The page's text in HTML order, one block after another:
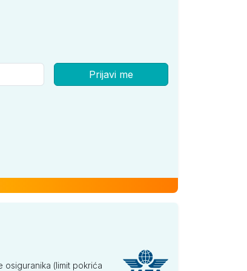
Prijavi me
osiguranika (limit pokrića